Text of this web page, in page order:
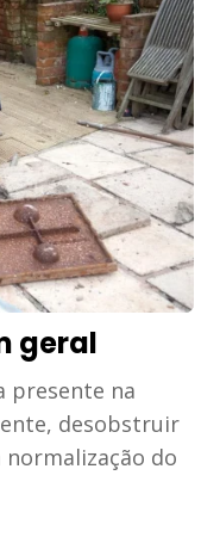
geral
presente na
desobstruir
do